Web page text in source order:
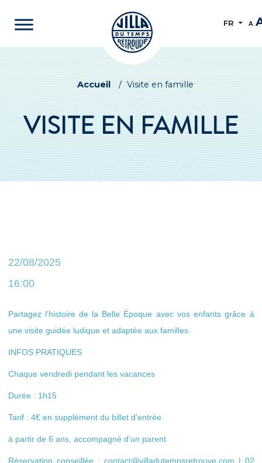
FR A
Accueil / Visite en famille
VISITE EN FAMILLE
22/08/2025
16:00
Partagez l’histoire de la Belle Époque avec vos enfants grâce à
une visite guidée ludique et adaptée aux familles.
INFOS PRATIQUES
Chaque vendredi pendant les vacances
Durée : 1h15
Tarif : 4€ en supplément du billet d’entrée
à partir de 6 ans, accompagné d’un parent
Réservation conseillée : contact@villadutempsretrouve.com | 02